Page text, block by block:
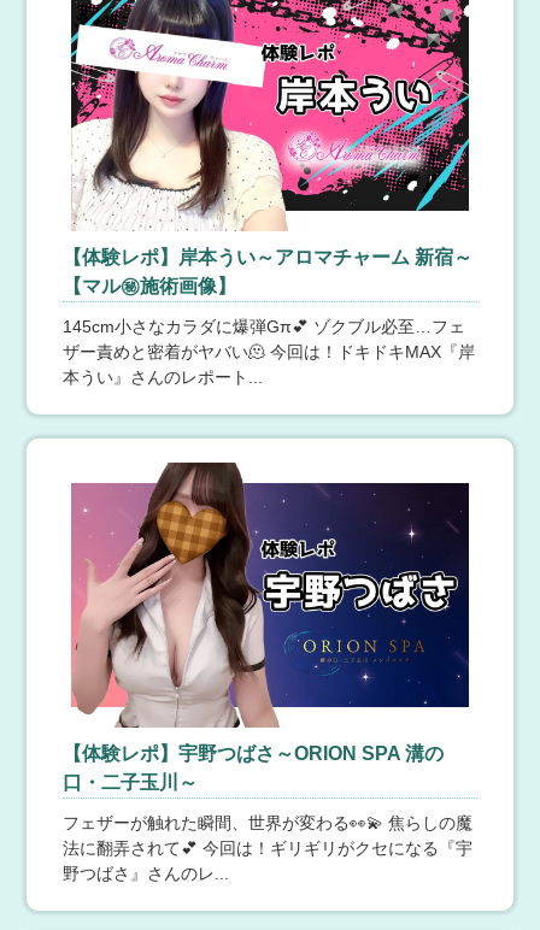
る満足感を、ぜひご体感ください。各種割引ご利用いた
だけます‼※ご予約時にお申し付けください♪♡新規割3,0
00円OFF♡♡フリー割2,000円OFF♡♡前日割1,000円OF
F♡♡本指・リピ割2,000円OFF♡電話：03-6555-4407LI
NE：https://lin.ee/LsgVONwご来店お待ちしております(^
^)/
Aroma Modeste Belle〜アロマモデストベル〜各種割引ご
利用いただけます‼※ご予約時にお申し付けください♪♡
新規割3,000円OFF♡♡フリー割2,000円OFF♡♡前日割
1,000円OFF♡♡本指・リピ割2,000円OFF♡『青葉 もも
か』綺麗なお顔立ちに抜群のプロポーション！妖艶な美
人セラピストさんです♡全てを包み込んでくれるような
包容力のある暖かい施術は非日常的な解放感を全身で感
じて頂けます。優しさ溢れる居心地の良い空間で、最高
のおもてなしをお楽しみ下さい。ハートフルな安らぎの
一時をご堪能いただけます。
Aroma MODESTE（アロマモデスト）練馬
8月9日(日) 13:11 【東京】 成増・練馬
全エリア駅徒歩30秒です☆
Aroma Modeste〜アロマモデスト〜です♫★高評価続出
★『卯月 あいか』扉を開けた瞬間、心が奪われるような
美しさ。どこか儚げな透明感を纏い、思わず目が離せな
くなるほどの魅力を放ちます。深いコリまでしっかりと
ほぐし、触れるたびに包み込まれるような温もりと解放
感が広がり日々の疲れや緊張さえも忘れさせてくれるこ
とでしょう。物腰柔らかな語り口と繊細な気遣いで、心
まで癒やされる特別な時間を約束いたします。彼女にし
か作り出せない極上の癒しのひとときぜひその身で体感
ストと過ごす時間そのものの価値ではないでしょうか。
ホッとできる空間でお待ちしております。各種割引ご利
用いただけます‼※ご予約時にお申し付けください♪♡新
規割3,000円OFF♡♡フリー割2,000円OFF♡♡前日割1,0
00円OFF♡♡本指・リピ割2,000円OFF♡電話：03-6555-
4407LINE：https://lin.ee/LsgVONwご来店お待ちしてお
ります(^^)/
OLIVE SPA 横浜店
8月9日(日) 13:11
円OFF120分23,100円➡通常価格より4,400円OFF未来の
No.1を見つけてください。 ※指名料込の総額※本指名様
は別途1,100円を頂戴します※他割引との併用不可※オー
プンチャットの参加必須 ご不明点等はお気軽にお問い合
わせください♪
Lip Trip -リップトリップ-
8月9日(日) 13:11 【東京】 府中・多摩センター
❤はるちゃん❤ 新人☆大手企業OL❤️美人秘書❤️
♥業界未経験の美人で優しいお姉様❤ 新人【志乃ちゃん】
験33歳 ：T160 B93(F) W59 H87 志乃-しの-チャン(33歳)
皆さまへ... 【PICK UP NEW FACE GIRL!!】の情報です
☆未経験の優しいお姉様が業界デビューです！▼お店か
ら優しいお姉さんが入店しました。完全未経験です。華
やかな顔立ちで、最初お会いした時は、ハーフの女性か
な？と思いました。見た目は美人で近寄り難く感じます
す。マッサージも頑張って習得中ですので、ぜひご予約
ください。▼女の子から志乃（しの）です。よろしくお
願い致します。こう言うお仕事は完全に未経験なので、
Da,Vinci（ダヴィンチ）
8月9日(日) 13:09 【東京】 成増・練馬
ダヴィンチを代表する殿堂入り癒し系しラピスト！！マ
イナスイオンを放つおっとり癒し系代表！！ご予約受付
中です！！https://x.gd/HKHac全てを最高水準で併せ持つ
パーフェクトセラピスト！！清楚な雰囲気と透明感溢れ
【体験レポ】岸本うい～アロマチャーム 新宿～
【マル㊙施術画像】
145cm小さなカラダに爆弾Gπ💕 ゾクブル必至…フェ
ザー責めと密着がヤバい🫠 今回は！ドキドキMAX『岸
本うい』さんのレポート...
【体験レポ】宇野つばさ～ORION SPA 溝の
口・二子玉川～
フェザーが触れた瞬間、世界が変わる👀💫 焦らしの魔
法に翻弄されて💕 今回は！ギリギリがクセになる『宇
野つばさ』さんのレ...